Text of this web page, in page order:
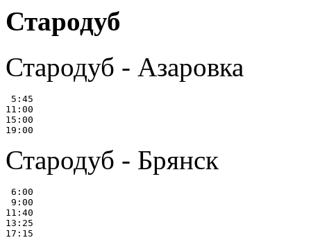
Стародуб
Стародуб - Азаровка
5:45
11:00
15:00
Стародуб - Брянск
6:00
9:00
11:40
13:25
17:15